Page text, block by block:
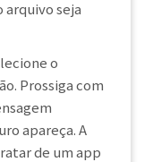
arquivo seja
o
Prossiga com
apareça. A
de um app